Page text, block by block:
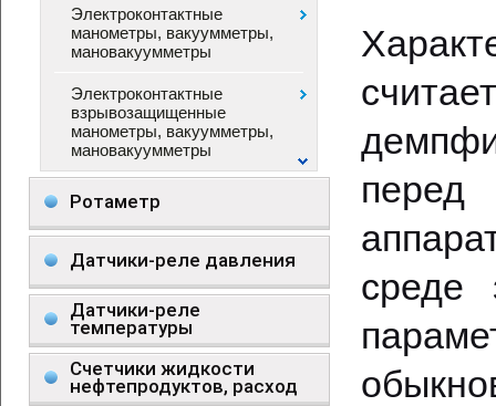
Электроконтактные
манометры, вакуумметры,
мановакуумметры
Электроконтактные
взрывозащищенные
манометры, вакуумметры,
мановакуумметры
Ротаметр
Датчики-реле давления
Датчики-реле
температуры
Счетчики жидкости
нефтепродуктов, расход
перед
среде